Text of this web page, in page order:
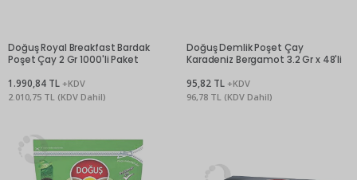
Doğuş Royal Breakfast Bardak
Poşet Çay 2 Gr 1000'li Paket
1.990,84 TL +KDV
2.010,75 TL (KDV Dahil)
Doğuş Demlik Poşet Çay
Karadeniz Bergamot 3.2 Gr x 48'li
95,82 TL +KDV
96,78 TL (KDV Dahil)